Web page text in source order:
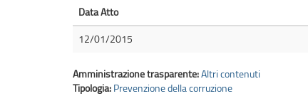
Data Atto
12/01/2015
Amministrazione trasparente:Altri contenuti
Tipologia: Prevenzione della corruzione